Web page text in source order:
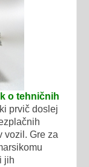
o tehničnih
prvič doslej
vozil. Gre za
jih